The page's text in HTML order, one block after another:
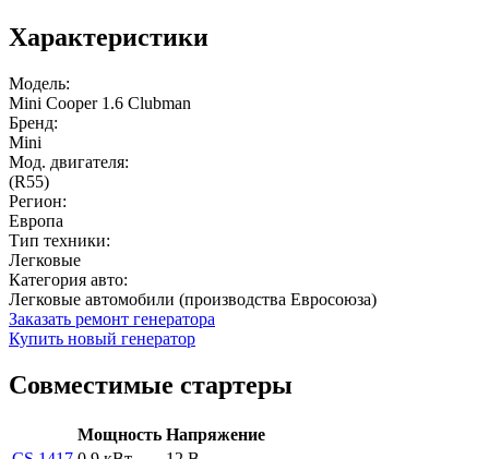
Характеристики
Модель:
Mini Cooper 1.6 Clubman
Бренд:
Mini
Мод. двигателя:
(R55)
Регион:
Европа
Тип техники:
Легковые
Категория авто:
Легковые автомобили (производства Евросоюза)
Заказать ремонт генератора
Купить новый генератор
Совместимые стартеры
Мощность Напряжение